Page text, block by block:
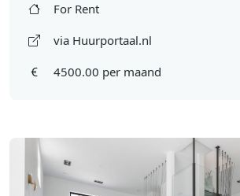
For Rent
via Huurportaal.nl
4500.00 per maand